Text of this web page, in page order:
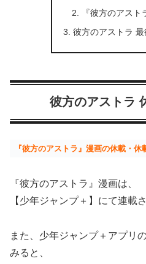
『彼方のアスト
彼方のアストラ 最
彼方のアストラ
『彼方のアストラ』漫画の休載・
『彼方のアストラ』漫画は、
【少年ジャンプ＋】にて連載
また、少年ジャンプ＋アプリ
みると、